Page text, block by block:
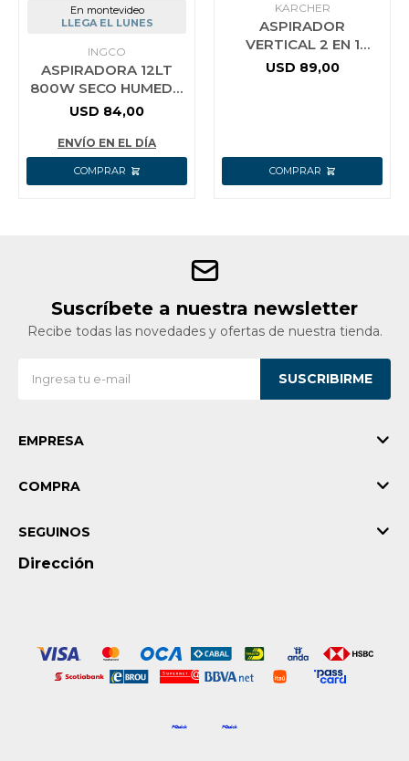
En montevideo
LLEGA EL LUNES
INGCO
ASPIRADORA 12LT
800W SECO HUMEDO
INGCO VC14122
USD 84,00
ENVÍO EN EL DÍA
KARCHER
ASPIRADOR
VERTICAL 2 EN 1
KARCHER VCL 1
USD 89,00
Suscríbete a nuestra newsletter
Recibe todas las novedades y ofertas de nuestra tienda.
SUSCRIBIRME
EMPRESA
COMPRA
Dirección
SEGUINOS